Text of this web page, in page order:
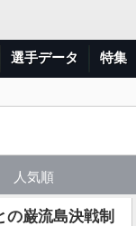
選手データ 特集
人気順
の巌流島決戦制